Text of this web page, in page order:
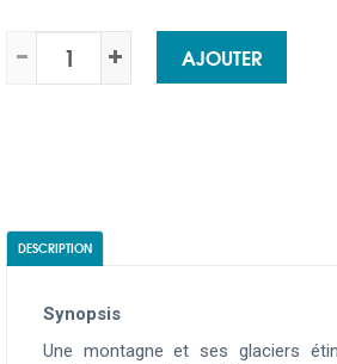
AJOUTER
DESCRIPTION
Synopsis
Une montagne et ses glaciers